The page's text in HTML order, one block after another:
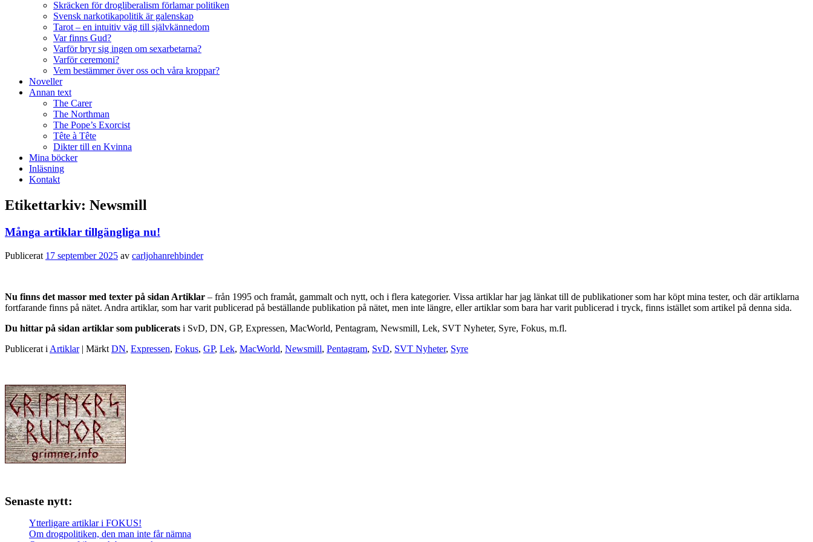
Skräcken för drogliberalism förlamar politiken
Svensk narkotikapolitik är galenskap
Tarot – en intuitiv väg till självkännedom
Var finns Gud?
Varför bryr sig ingen om sexarbetarna?
Varför ceremoni?
Vem bestämmer över oss och våra kroppar?
Noveller
Annan text
The Carer
The Northman
The Pope’s Exorcist
Tête à Tête
Dikter till en Kvinna
Mina böcker
Inläsning
Kontakt
Etikettarkiv: Newsmill
Många artiklar tillgängliga nu!
Publicerat 17 september 2025 av carljohanrehbinder
Nu finns det massor med texter på sidan Artiklar – från 1995 och framåt, gammalt och nytt, och i flera kategorier. Vissa artiklar har jag länkat till de publikationer som har köpt mina tester, och där artiklarna
fortfarande finns på nätet. Andra artiklar, som har varit publicerad på beställande publikation på nätet, men inte längre, eller artiklar som bara har varit publicerad i tryck, finns istället som artikel på denna sida.
Du hittar på sidan artiklar som publicerats i SvD, DN, GP, Expressen, MacWorld, Pentagram, Newsmill, Lek, SVT Nyheter, Syre, Fokus, m.fl.
Publicerat i Artiklar | Märkt DN, Expressen, Fokus, GP, Lek, MacWorld, Newsmill, Pentagram, SvD, SVT Nyheter, Syre
Senaste nytt:
Ytterligare artiklar i FOKUS!
Om drogpolitiken, den man inte får nämna